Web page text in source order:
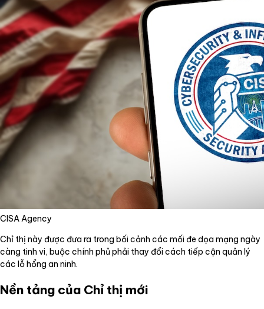
CISA Agency
Chỉ thị này được đưa ra trong bối cảnh các mối đe dọa mạng ngày
càng tinh vi, buộc chính phủ phải thay đổi cách tiếp cận quản lý
các lỗ hổng an ninh.
Nền tảng của Chỉ thị mới